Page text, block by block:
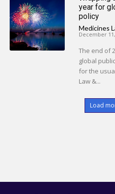
year for
policy
Medicines
December
The end of
global
for the
Law &...
Load